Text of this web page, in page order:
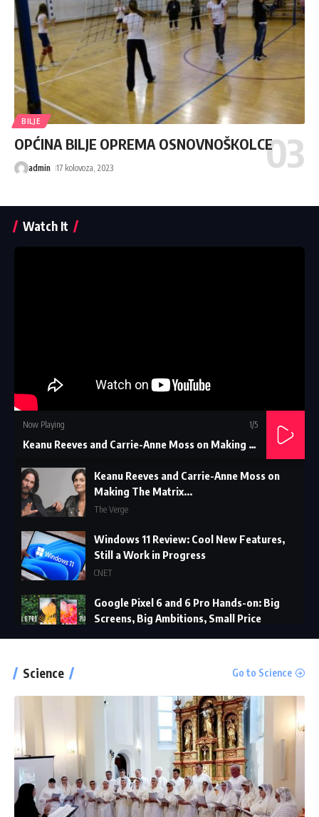
BILJE
OPĆINA BILJE OPREMA OSNOVNOŠKOLCE
admin 17 kolovoza, 2023
Watch It
Now Playing 1/5
Keanu Reeves and Carrie-Anne Moss on Making The Matrix...
Keanu Reeves and Carrie-Anne Moss on
Making The Matrix...
The Verge
Windows 11 Review: Cool New Features,
Still a Work in Progress
CNET
Google Pixel 6 and 6 Pro Hands-on: Big
Screens, Big Ambitions, Small Price
The Verge
Windows 11: An Overhaul in Progress
The Verge
Science Go to Science